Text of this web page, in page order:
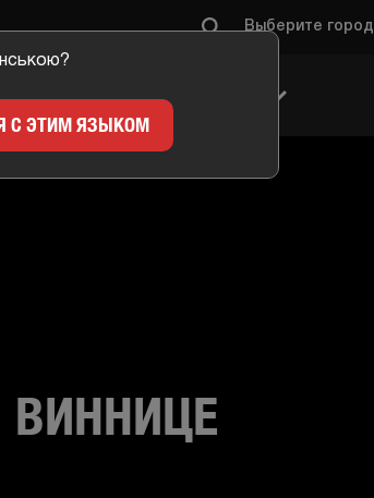
Выберите город
ДЛЯ ИГРОКОВ
ВИННИЦЕ
С ЭТИМ ЯЗЫКОМ